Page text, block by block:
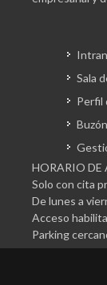
Sala
Perfil
HORARIO DE
Solo con cita
De lunes a
Acceso
Parking